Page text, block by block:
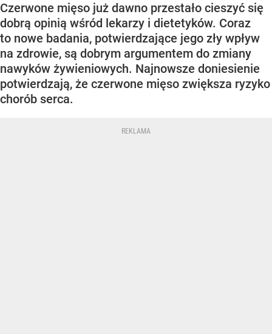
Czerwone mięso już dawno przestało cieszyć się
dobrą opinią wśród lekarzy i dietetyków. Coraz
to nowe badania, potwierdzające jego zły wpływ
na zdrowie, są dobrym argumentem do zmiany
nawyków żywieniowych. Najnowsze doniesienie
potwierdzają, że czerwone mięso zwiększa ryzyko
chorób serca.